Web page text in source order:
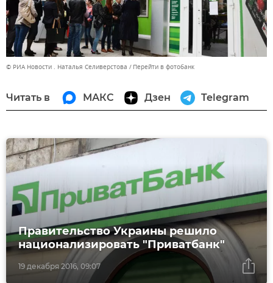
© РИА Новости . Наталья Селиверстова Перейти в фотобанк
Читать в МАКС Дзен Telegram
19 декабря 2016, 09:07
Правительство Украины решило
национализировать "Приватбанк"